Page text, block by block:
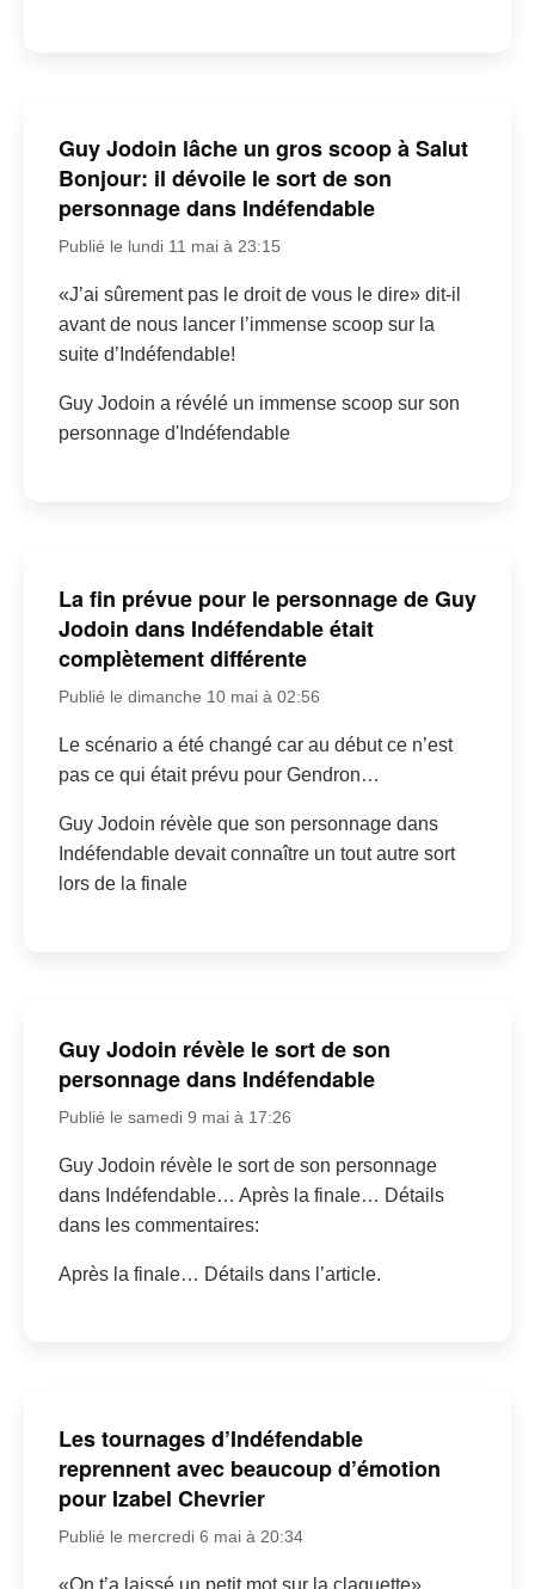
Guy Jodoin lâche un gros scoop à Salut
Bonjour: il dévoile le sort de son
personnage dans Indéfendable
Publié le lundi 11 mai à 23:15
«J’ai sûrement pas le droit de vous le dire» dit-il
avant de nous lancer l’immense scoop sur la
suite d’Indéfendable!
Guy Jodoin a révélé un immense scoop sur son
personnage d'Indéfendable
La fin prévue pour le personnage de Guy
Jodoin dans Indéfendable était
complètement différente
Publié le dimanche 10 mai à 02:56
Le scénario a été changé car au début ce n’est
pas ce qui était prévu pour Gendron…
Guy Jodoin révèle que son personnage dans
Indéfendable devait connaître un tout autre sort
lors de la finale
Guy Jodoin révèle le sort de son
personnage dans Indéfendable
Publié le samedi 9 mai à 17:26
Guy Jodoin révèle le sort de son personnage
dans Indéfendable… Après la finale… Détails
dans les commentaires:
Après la finale… Détails dans l’article.
Les tournages d’Indéfendable
reprennent avec beaucoup d’émotion
pour Izabel Chevrier
Publié le mercredi 6 mai à 20:34